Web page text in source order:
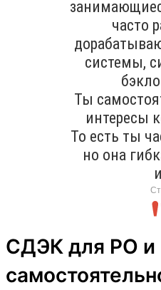
часто
системы,
Ты
интересы
То есть ты
но она
СДЭК для PO и